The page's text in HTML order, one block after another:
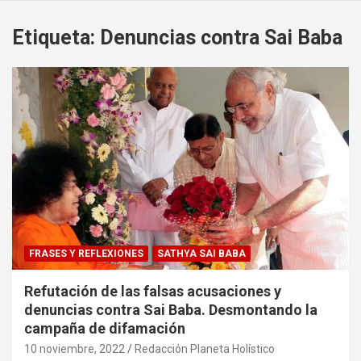
Etiqueta: Denuncias contra Sai Baba
FRASES Y REFLEXIONES SATHYA SAI BABA
Refutación de las falsas acusaciones y
denuncias contra Sai Baba. Desmontando la
campaña de difamación
10 noviembre, 2022 Redacción Planeta Holístico